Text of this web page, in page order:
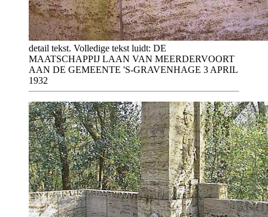
detail tekst. Volledige tekst luidt: DE
MAATSCHAPPIJ LAAN VAN MEERDERVOORT
AAN DE GEMEENTE 'S-GRAVENHAGE 3 APRIL
1932